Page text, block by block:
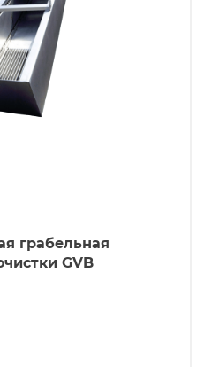
грабельная
GVB